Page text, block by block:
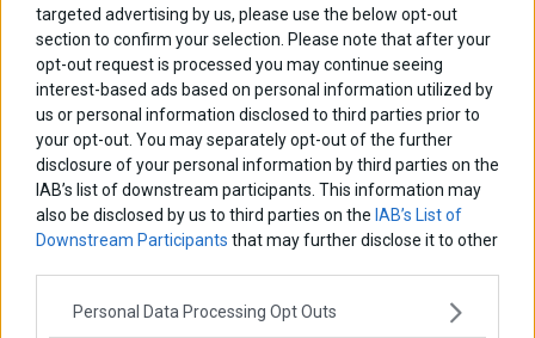
targeted advertising by us, please use the below opt-out
section to confirm your selection. Please note that after your
opt-out request is processed you may continue seeing
interest-based ads based on personal information utilized by
us or personal information disclosed to third parties prior to
your opt-out. You may separately opt-out of the further
disclosure of your personal information by third parties on the
IAB’s list of downstream participants. This information may
also be disclosed by us to third parties on the IAB’s List of
Downstream Participants that may further disclose it to other
Personal Data Processing Opt Outs
Πλοήγηση
άρθρων
ΠΡΟΗΓΟΥΜΕΝΟ ΑΡΘΡΟ
post:
ΧΑ: Σημαντικές εντολές
αγοράς για Πειραιώς & Alpha
ΕΠΟΜΕΝΟ ΑΡΘΡΟ
Αγορά Παραγώγων: Με
premium 0,43% ο FTSE/XA
Large Cap
ΑΡΘΡΟΓΡΑΦΟΙ
Ελευθερία Κούρταλη